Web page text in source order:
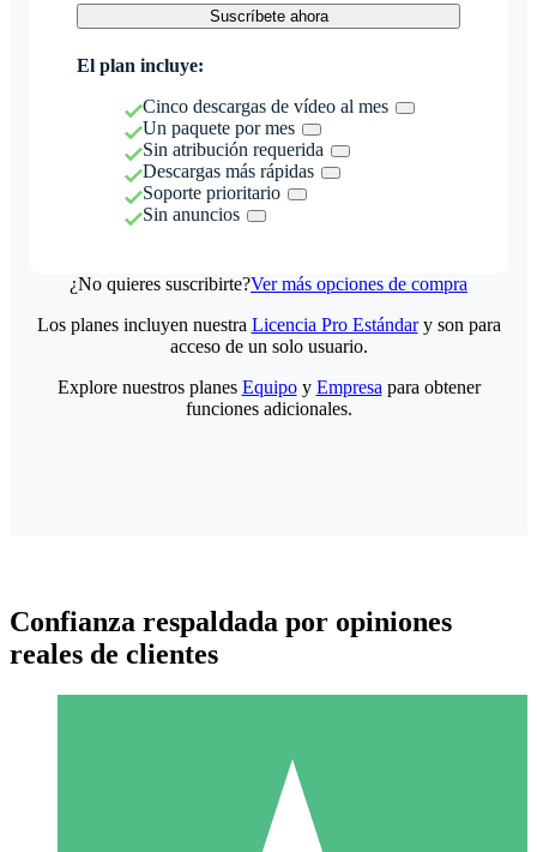
Suscríbete ahora
El plan incluye:
Cinco descargas de vídeo al mes
Un paquete por mes
Sin atribución requerida
Descargas más rápidas
Soporte prioritario
Sin anuncios
¿No quieres suscribirte?Ver más opciones de compra
Paquetes de Créditos Individuales
Los planes incluyen nuestra Licencia Pro Estándary son para
acceso de un solo usuario.
Explore nuestros planes Equipoy Empresa para obtener
funciones adicionales.
Confianza respaldada por opiniones
reales de clientes